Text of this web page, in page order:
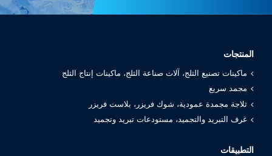
المنتجات
ماكينات تصنيع الثلج، آلات صناعة الثلج، ماكينات إنتاج الثلج
مجمد سريع
ثلاجة مجمدة عمودية، شوك فريزر، بلاست فريزر
غرف التبريد والتجميد، مستودعات تبريد وتجميد
التطبيقات